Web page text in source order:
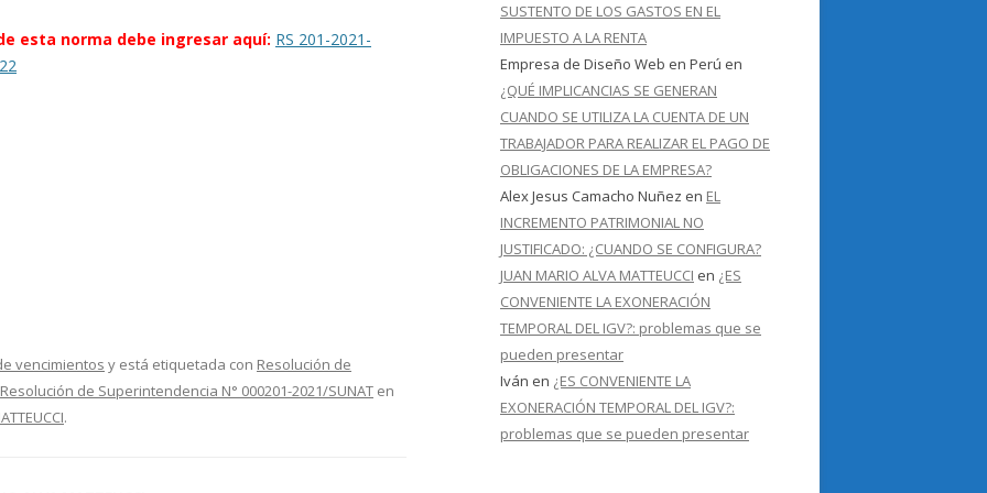
esta norma debe ingresar aquí: RS 201-2021-
vencimientos y está etiquetada con Resolución de
Resolución de Superintendencia N° 000201-2021/SUNAT en
.
SUSTENTO DE LOS GASTOS EN EL
IMPUESTO A LA RENTA
Empresa de Diseño Web en Perú en
¿QUÉ IMPLICANCIAS SE GENERAN
CUANDO SE UTILIZA LA CUENTA DE UN
TRABAJADOR PARA REALIZAR EL PAGO DE
OBLIGACIONES DE LA EMPRESA?
Alex Jesus Camacho Nuñez en EL
INCREMENTO PATRIMONIAL NO
JUSTIFICADO: ¿CUANDO SE CONFIGURA?
JUAN MARIO ALVA MATTEUCCI en ¿ES
CONVENIENTE LA EXONERACIÓN
TEMPORAL DEL IGV?: problemas que se
pueden presentar
Iván en ¿ES CONVENIENTE LA
EXONERACIÓN TEMPORAL DEL IGV?:
problemas que se pueden presentar